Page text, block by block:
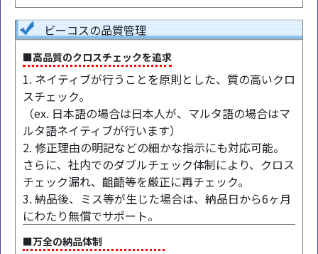
ビーコスの品質管理
■高品質のクロスチェックを追求
1. ネイティブが行うことを原則とした、質の高いクロ
スチェック。
（ex. 日本語の場合は日本人が、マルタ語の場合はマ
ルタ語ネイティブが行います）
2. 修正理由の明記などの細かな指示にも対応可能。
さらに、社内でのダブルチェック体制により、クロス
チェック漏れ、齟齬等を厳正に再チェック。
3. 納品後、ミス等が生じた場合は、納品日から6ヶ月
にわたり無償でサポート。
■万全の納品体制